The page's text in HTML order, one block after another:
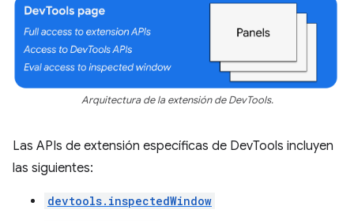
Arquitectura de la extensión de DevTools.
Las APIs de extensión específicas de DevTools incluyen
las siguientes:
devtools.inspectedWindow